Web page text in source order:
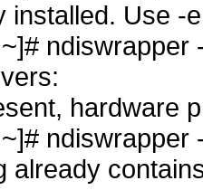
installed. Use -
ndiswrapper
hardware
ndiswrapper
already